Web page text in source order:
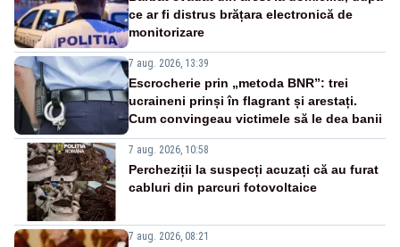
ce ar fi distrus brățara electronică de
monitorizare
7 aug. 2026, 13:39
Escrocherie prin „metoda BNR”: trei
ucraineni prinși în flagrant și arestați.
Cum convingeau victimele să le dea banii
7 aug. 2026, 10:58
Percheziții la suspecți acuzați că au furat
cabluri din parcuri fotovoltaice
7 aug. 2026, 08:21